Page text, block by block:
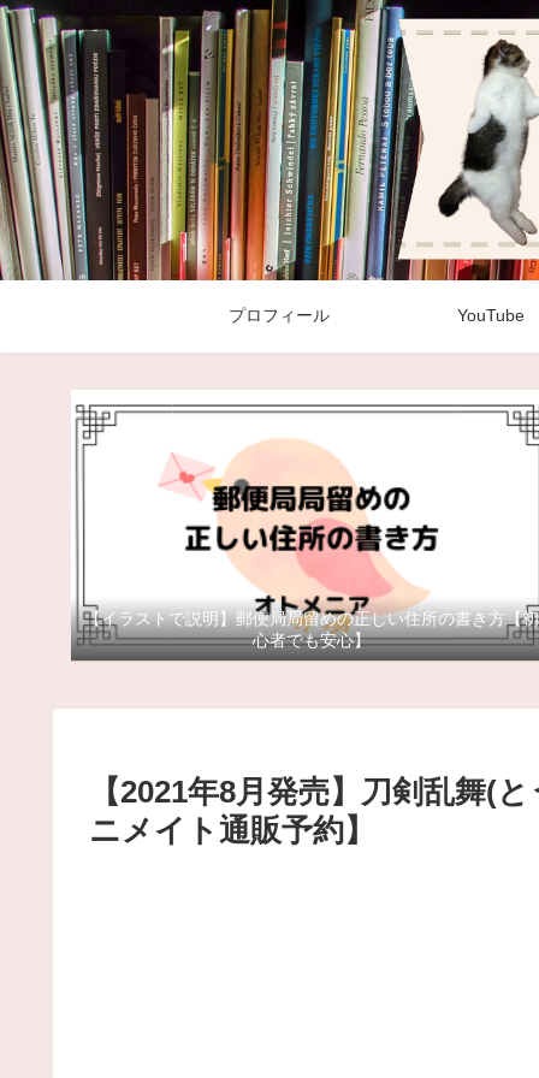
プロフィール YouTube
【イラストで説明】郵便局局留めの正しい住所の書き方【初
心者でも安心】
【2021年8月発売】刀剣乱舞(
ニメイト通販予約】